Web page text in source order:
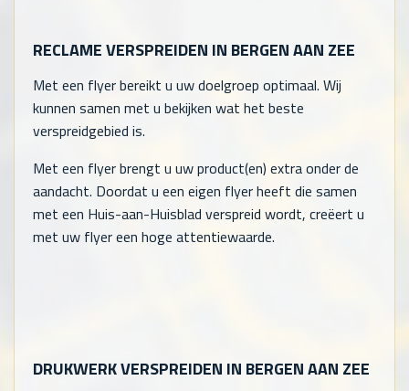
RECLAME VERSPREIDEN IN BERGEN AAN ZEE
Met een flyer bereikt u uw doelgroep optimaal. Wij
kunnen samen met u bekijken wat het beste
verspreidgebied is.
Met een flyer brengt u uw product(en) extra onder de
aandacht. Doordat u een eigen flyer heeft die samen
met een Huis-aan-Huisblad verspreid wordt, creëert u
met uw flyer een hoge attentiewaarde.
DRUKWERK VERSPREIDEN IN BERGEN AAN ZEE